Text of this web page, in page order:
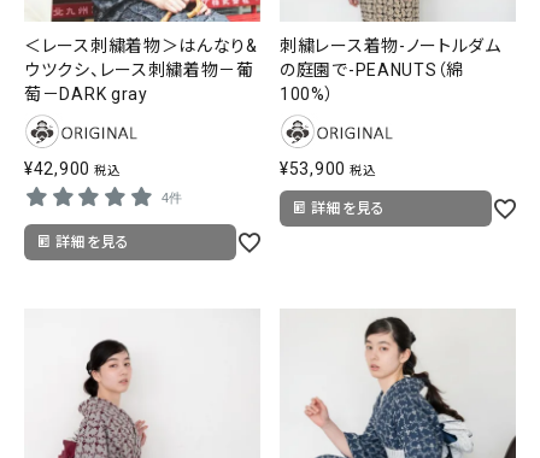
＜レース刺繍着物＞はんなり&
ウツクシ、レース刺繍着物－葡
萄－DARK gray
¥42,900 税込
4件
詳細を見る
刺繍レース着物-ノートルダム
の庭園で-PEANUTS（綿
100%）
¥53,900 税込
詳細を見る